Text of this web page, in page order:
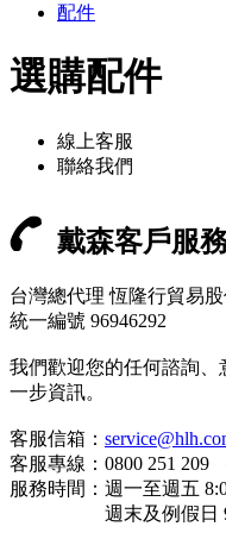
配件
選購配件
線上客服
聯絡我們
戴森客戶服
台灣總代理 恆隆行貿易
統一編號 96946292
我們歡迎您的任何諮詢
一步資訊。
客服信箱：
客服專線：0800 251 209
服務時間：週一至週五
週末及例假日